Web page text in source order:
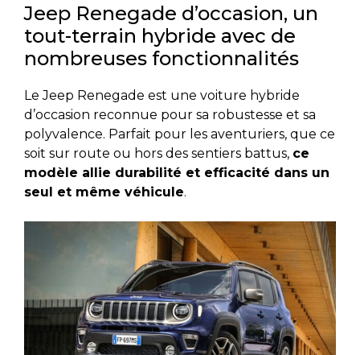
Jeep Renegade d’occasion, un
tout-terrain hybride avec de
nombreuses fonctionnalités
Le Jeep Renegade est une voiture hybride
d’occasion reconnue pour sa robustesse et sa
polyvalence. Parfait pour les aventuriers, que ce
soit sur route ou hors des sentiers battus, ce
modèle allie durabilité et efficacité dans un
seul et même véhicule.